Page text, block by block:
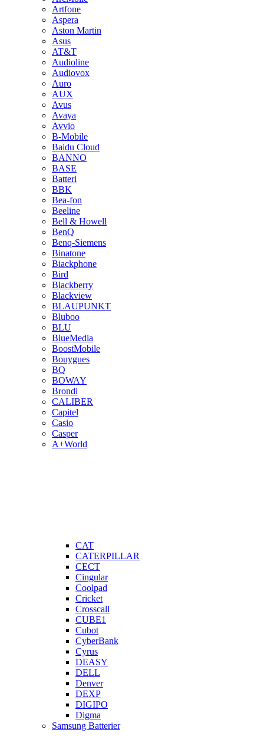
Artfone
Aspera
Aston Martin
Asus
AT&T
Audioline
Audiovox
Auro
AUX
Avus
Avaya
Avvio
B-Mobile
Baidu Cloud
BANNO
BASE
Batteri
BBK
Bea-fon
Beeline
Bell & Howell
BenQ
Benq-Siemens
Binatone
Biackphone
Bird
Blackberry
Blackview
BLAUPUNKT
Bluboo
BLU
BlueMedia
BoostMobile
Bouygues
BQ
BOWAY
Brondi
CALIBER
Capitel
Casio
Casper
A+World
CAT
CATERPILLAR
CECT
Cingular
Coolpad
Cricket
Crosscall
CUBE1
Cubot
CyberBank
Cyrus
DEASY
DELL
Denver
DEXP
DIGIPO
Digma
Samsung Batterier